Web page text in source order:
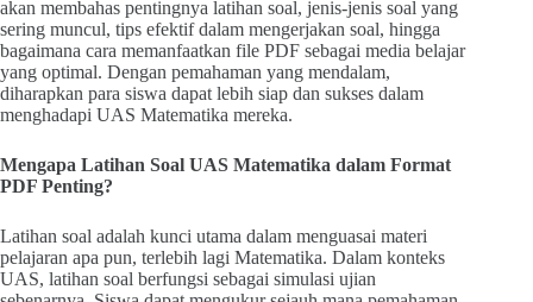
akan membahas pentingnya latihan soal, jenis-jenis soal yang
sering muncul, tips efektif dalam mengerjakan soal, hingga
bagaimana cara memanfaatkan file PDF sebagai media belajar
yang optimal. Dengan pemahaman yang mendalam,
diharapkan para siswa dapat lebih siap dan sukses dalam
menghadapi UAS Matematika mereka.
Mengapa Latihan Soal UAS Matematika dalam Format
PDF Penting?
Latihan soal adalah kunci utama dalam menguasai materi
pelajaran apa pun, terlebih lagi Matematika. Dalam konteks
UAS, latihan soal berfungsi sebagai simulasi ujian